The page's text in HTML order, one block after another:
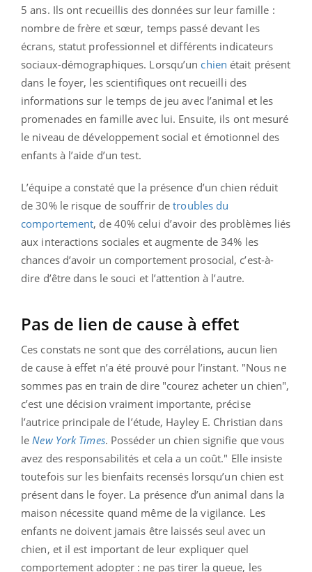
5 ans. Ils ont recueillis des données sur leur famille :
nombre de frère et sœur, temps passé devant les
écrans, statut professionnel et différents indicateurs
sociaux-démographiques. Lorsqu’un chien était présent
dans le foyer, les scientifiques ont recueilli des
informations sur le temps de jeu avec l’animal et les
promenades en famille avec lui. Ensuite, ils ont mesuré
le niveau de développement social et émotionnel des
enfants à l’aide d’un test.
L’équipe a constaté que la présence d’un chien réduit
de 30% le risque de souffrir detroubles du
comportement, de 40% celui d’avoir des problèmes liés
aux interactions sociales et augmente de 34% les
chances d’avoir un comportement prosocial, c’est-à-
dire d’être dans le souci et l’attention à l’autre.
Pas de lien de cause à effet
Ces constats ne sont que des corrélations, aucun lien
de cause à effet n’a été prouvé pour l’instant. "Nous ne
sommes pas en train de dire "courez acheter un chien",
c’est une décision vraiment importante, précise
l’autrice principale de l’étude, Hayley E. Christian dans
leNew York Times. Posséder un chien signifie que vous
avez des responsabilités et cela a un coût." Elle insiste
toutefois sur les bienfaits recensés lorsqu’un chien est
présent dans le foyer. La présence d’un animal dans la
maison nécessite quand même de la vigilance. Les
enfants ne doivent jamais être laissés seul avec un
chien, et il est important de leur expliquer quel
comportement adopter : ne pas tirer la queue, les